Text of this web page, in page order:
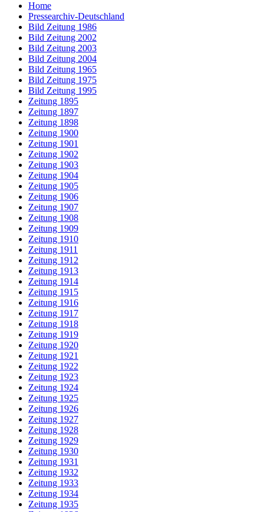
Home
Pressearchiv-Deutschland
Bild Zeitung 1986
Bild Zeitung 2002
Bild Zeitung 2003
Bild Zeitung 2004
Bild Zeitung 1965
Bild Zeitung 1975
Bild Zeitung 1995
Zeitung 1895
Zeitung 1897
Zeitung 1898
Zeitung 1900
Zeitung 1901
Zeitung 1902
Zeitung 1903
Zeitung 1904
Zeitung 1905
Zeitung 1906
Zeitung 1907
Zeitung 1908
Zeitung 1909
Zeitung 1910
Zeitung 1911
Zeitung 1912
Zeitung 1913
Zeitung 1914
Zeitung 1915
Zeitung 1916
Zeitung 1917
Zeitung 1918
Zeitung 1919
Zeitung 1920
Zeitung 1921
Zeitung 1922
Zeitung 1923
Zeitung 1924
Zeitung 1925
Zeitung 1926
Zeitung 1927
Zeitung 1928
Zeitung 1929
Zeitung 1930
Zeitung 1931
Zeitung 1932
Zeitung 1933
Zeitung 1934
Zeitung 1935